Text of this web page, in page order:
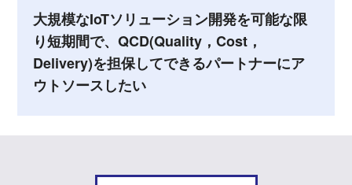
大規模なIoTソリューション開発を可能な限
り短期間で、QCD(Quality，Cost，
Delivery)を担保してできるパートナーにア
ウトソースしたい